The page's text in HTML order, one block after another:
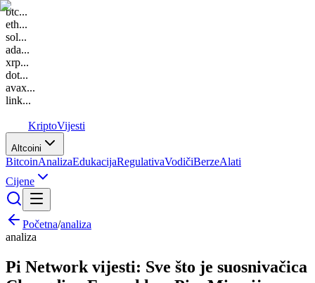
btc...
eth...
sol...
ada...
xrp...
dot...
avax...
link...
KriptoVijesti
Altcoini
BitcoinAnalizaEdukacijaRegulativaVodičiBerzeAlati
Cijene
Početna/analiza
analiza
Pi Network vijesti: Sve što je suosnivačica